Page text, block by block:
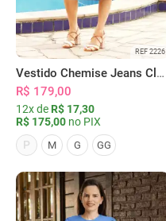
REF 2226
Vestido Chemise Jeans Clássica Serena
R$ 179,00
12x de R$ 17,30
R$ 175,00 no PIX
P
M G GG